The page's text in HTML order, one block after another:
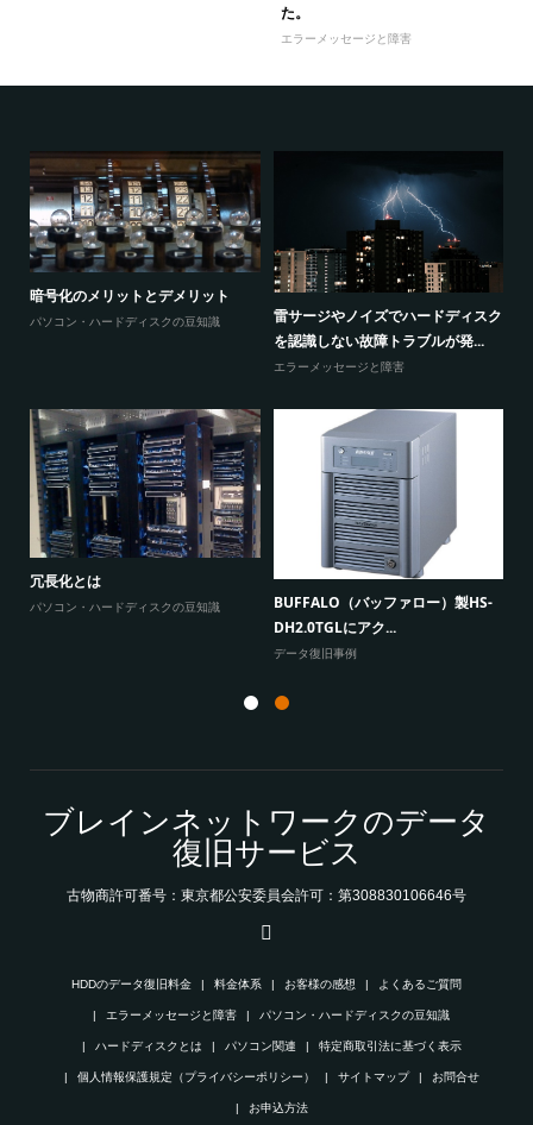
た。
エラーメッセージと障害
ウィンドウズのロゴで停止と再起動
とループを繰り返してしまうと...
染していますと表...
Windows10だけが、共有フォルダ
にアクセスできない原因...
よくあるご質問
ノートパソコン「発火事故」の原因
とデータ復旧
エラーメッセージと障害
ブレインネットワークのデータ
復旧サービス
古物商許可番号：東京都公安委員会許可：第308830106646号
HDDのデータ復旧料金 料金体系 お客様の感想 よくあるご質問
エラーメッセージと障害 パソコン・ハードディスクの豆知識
ハードディスクとは パソコン関連 特定商取引法に基づく表示
個人情報保護規定（プライバシーポリシー） サイトマップ お問合せ
お申込方法